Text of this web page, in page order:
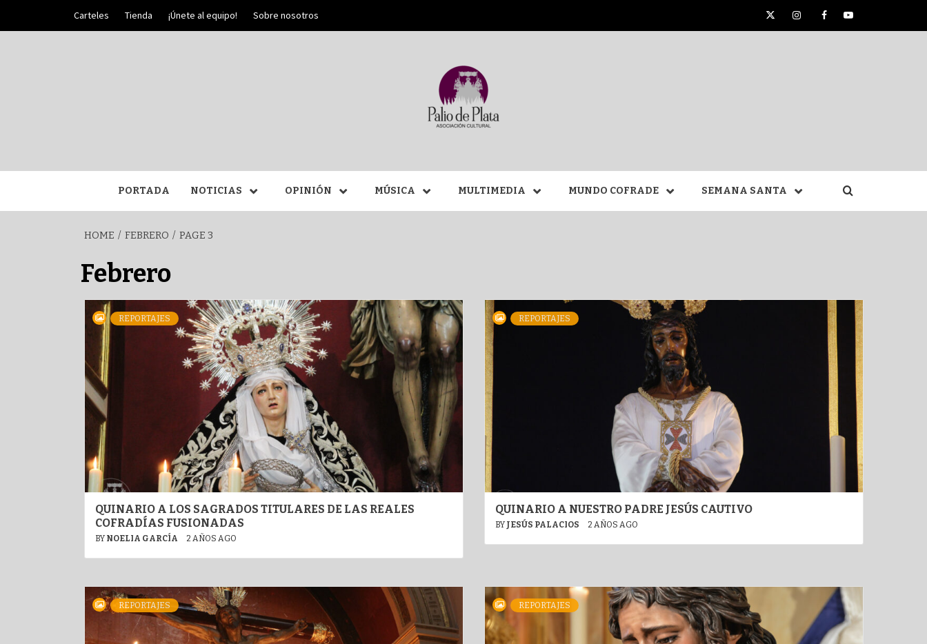
content
Carteles Tienda ¡Únete al equipo! Sobre nosotros TwitterInstagramFacebookYouTube
SEMANA SANTA DE
MÁLAGA
PORTADA NOTICIAS OPINIÓN MÚSICA MULTIMEDIA MUNDO COFRADE SEMANA SANTA
HOME FEBRERO PAGE 3
Febrero
REPORTAJES
QUINARIO A LOS SAGRADOS TITULARES DE LAS REALES
COFRADÍAS FUSIONADAS
BY NOELIA GARCÍA 2 AÑOS AGO
REPORTAJES
QUINARIO A NUESTRO PADRE JESÚS CAUTIVO
BY JESÚS PALACIOS 2 AÑOS AGO
REPORTAJES REPORTAJES